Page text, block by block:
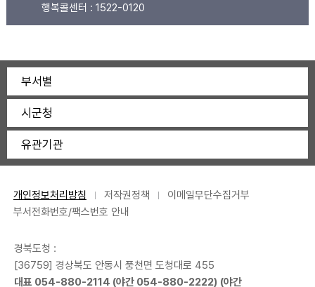
행복콜센터 : 1522-0120
부서별
시군청
유관기관
개인정보처리방침 저작권정책
이메일무단수집거부
부서전화번호/팩스번호 안내
경북도청 :
[36759] 경상북도 안동시 풍천면 도청대로 455
대표 054-880-2114 (야간 054-880-2222) (야간